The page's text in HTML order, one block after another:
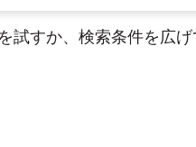
試すか、検索条件を広げ